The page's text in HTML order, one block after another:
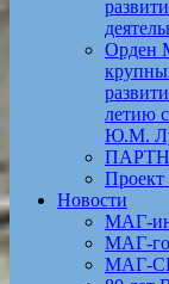
Орден
летию
Ю.М.
Новости
МАГ-
МАГ-
МАГ-